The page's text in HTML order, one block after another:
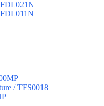
/ TFS0018